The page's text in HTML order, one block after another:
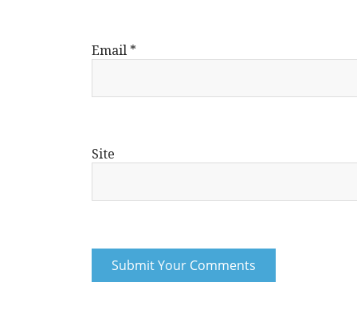
Email *
Site